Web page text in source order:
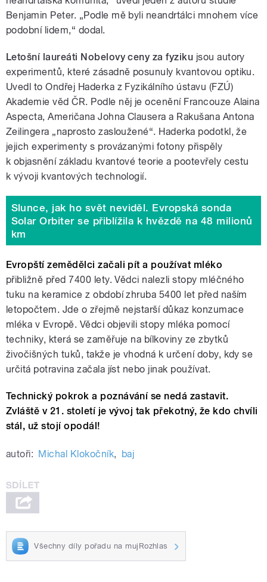
Benjamin Peter. „Podle mě byli neandrtálci mnohem více
podobní lidem,“ dodal.
Letošní laureáti Nobelovy ceny za fyziku jsou autory
experimentů, které zásadně posunuly kvantovou optiku.
Uvedl to Ondřej Haderka z Fyzikálního ústavu (FZÚ)
Akademie věd ČR. Podle něj je ocenění Francouze Alaina
Aspecta, Američana Johna Clausera a Rakušana Antona
Zeilingera „naprosto zasloužené“. Haderka podotkl, že
jejich experimenty s provázanými fotony přispěly
k objasnění základu kvantové teorie a pootevřely cestu
k vývoji kvantových technologií.
Slunce, jak ho svět neviděl. Evropská sonda
Solar Orbiter se přiblížila k hvězdě na 48 milionů
km
Evropští zemědělci začali pít a používat mléko
přibližně před 7400 lety. Vědci nalezli stopy mléčného
tuku na keramice z období zhruba 5400 let před naším
letopočtem. Jde o zřejmě nejstarší důkaz konzumace
mléka v Evropě. Vědci objevili stopy mléka pomocí
techniky, která se zaměřuje na bílkoviny ze zbytků
živočišných tuků, takže je vhodná k určení doby, kdy se
určitá potravina začala jíst nebo jinak používat.
Technický pokrok a poznávání se nedá zastavit.
Zvláště v 21. století je vývoj tak překotný, že kdo chvíli
stál, už stojí opodál!
autoři: Michal Klokočník, baj
Všechny díly pořadu na mujRozhlas